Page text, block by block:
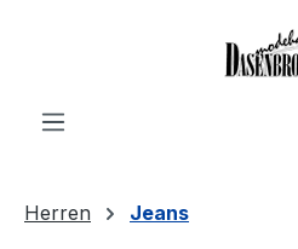
Herren Jeans